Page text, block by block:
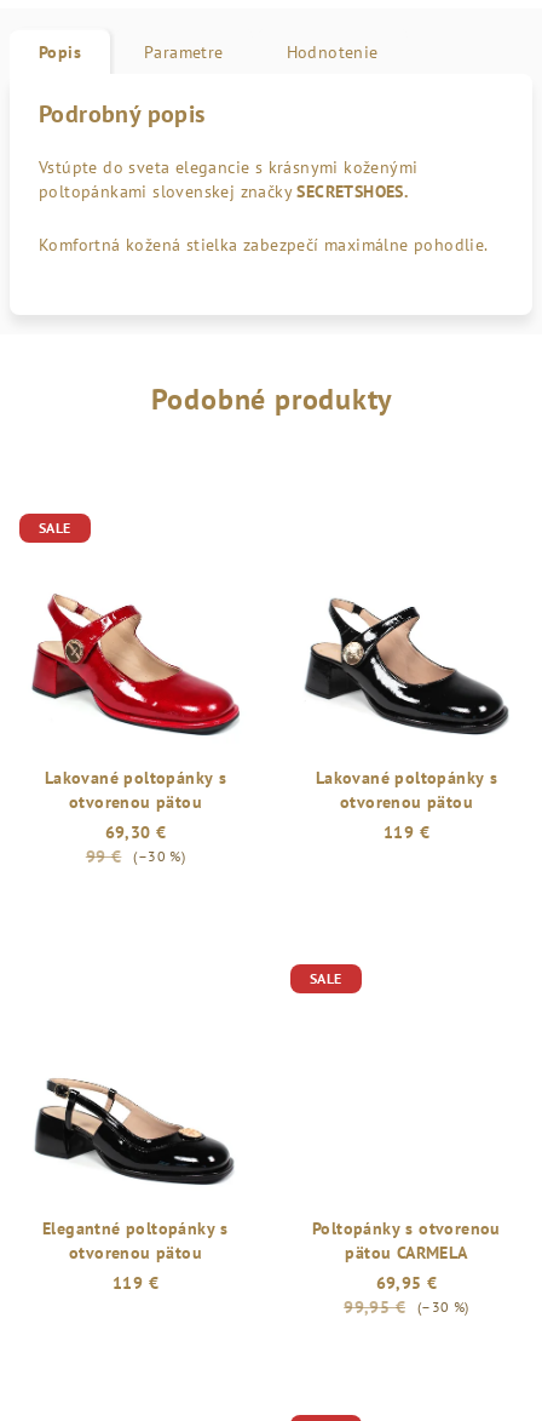
Popis Parametre Hodnotenie
Podrobný popis
Vstúpte do sveta elegancie s krásnymi koženými
poltopánkami slovenskej značky SECRETSHOES.
Komfortná kožená stielka zabezpečí maximálne pohodlie.
Podobné produkty
SALE
Lakované poltopánky s
otvorenou pätou
69,30 €
99 €
(–30 %)
Lakované poltopánky s
otvorenou pätou
119 €
Elegantné poltopánky s
otvorenou pätou
119 €
SALE
Poltopánky s otvorenou
pätou CARMELA
69,95 €
99,95 €
(–30 %)